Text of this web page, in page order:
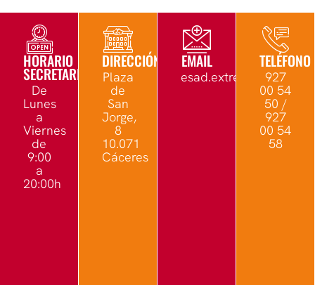
HORARIO
SECRETARÍA
De
Lunes
a
Viernes
de
9:00
a
20:00h
DIRECCIÓN
Plaza
de
San
Jorge,
8
10.071
Cáceres
EMAIL TELÉFONO
927
00 54
50 /
927
00 54
58